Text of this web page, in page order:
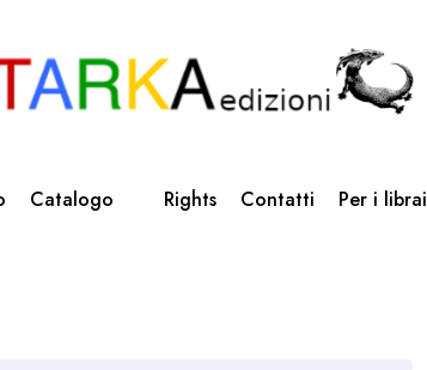
Catalogo Rights Contatti Per i librai